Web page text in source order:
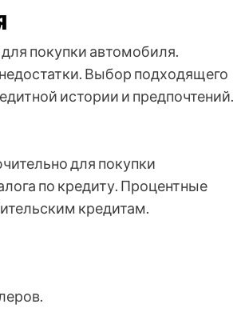
покупки автомобиля.
Выбор подходящего
истории и предпочтений.
для покупки
по кредиту. Процентные
кредитам.